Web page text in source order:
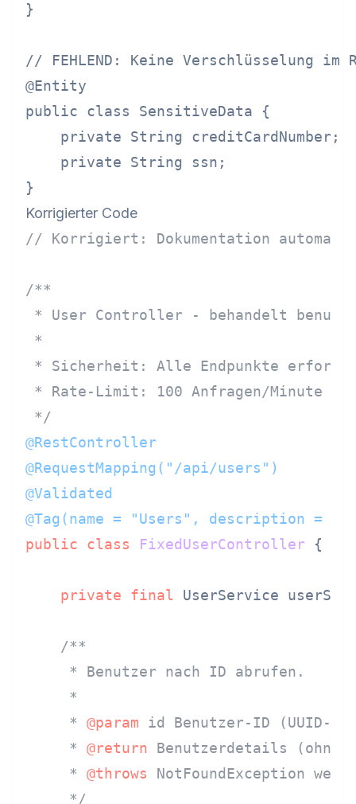
}
// FEHLEND: Keine Verschlüsselung
@Entity
public class SensitiveData {
private String creditCardNumber;
private String ssn;
Korrigierter Code
// Korrigiert: Dokumentation
/**
* User Controller - behandelt
*
* Sicherheit: Alle Endpunkte
* Rate-Limit: 100 Anfragen/Minute
*/
@RestController
@RequestMapping("/api/users")
@Validated
@Tag(name = "Users", description =
public
class FixedUserController {
private final UserService
/**
     * Benutzer nach ID abrufen.
     *
     *
@param id Benutzer-ID (UUID-
     *
@return Benutzerdetails (ohne
     *
@throws NotFoundException
     */